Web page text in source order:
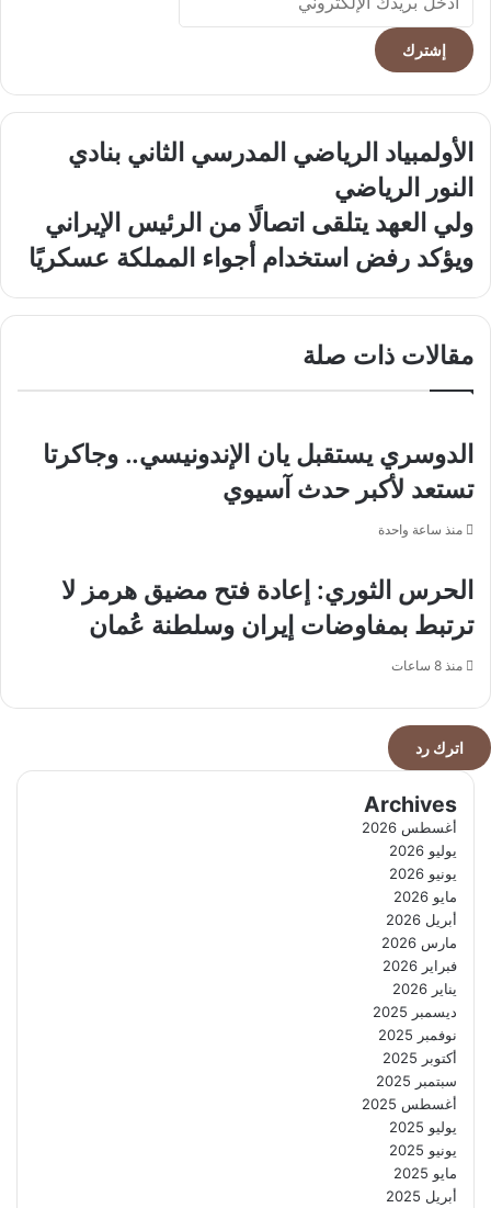
بريدك
الإلكتروني
الأولمبياد
الرياضي
المدرسي
الثاني
بنادي
النور
الأولمبياد الرياضي المدرسي الثاني بنادي
النور الرياضي
ولي
العهد
يتلقى
الإيراني
رفض
أجواء
المملكة
عسكريًا
ولي العهد يتلقى اتصالًا من الرئيس الإيراني
ويؤكد رفض استخدام أجواء المملكة عسكريًا
مقالات ذات صلة
الدوسري يستقبل يان الإندونيسي.. وجاكرتا
تستعد لأكبر حدث آسيوي
منذ ساعة واحدة
الحرس الثوري: إعادة فتح مضيق هرمز لا
ترتبط بمفاوضات إيران وسلطنة عُمان
منذ 8 ساعات
اترك رد
Archives
أغسطس 2026
يوليو 2026
يونيو 2026
مايو 2026
أبريل 2026
مارس 2026
فبراير 2026
يناير 2026
ديسمبر 2025
نوفمبر 2025
أكتوبر 2025
سبتمبر 2025
أغسطس 2025
يوليو 2025
يونيو 2025
مايو 2025
أبريل 2025